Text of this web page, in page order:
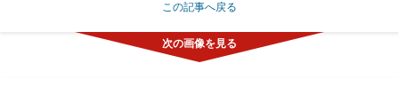
この記事へ戻る